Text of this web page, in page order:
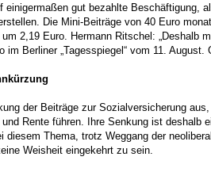
gut bezahlte Beschäftigung,
Die Mini-Beiträge von 40 Euro
2,19 Euro. Hermann Ritschel:
im Berliner „Tagesspiegel“ vom 11.
der Beiträge zur Sozialversicherung
Rente führen. Ihre Senkung ist
Thema, trotz Weggang der
Weisheit eingekehrt zu sein.